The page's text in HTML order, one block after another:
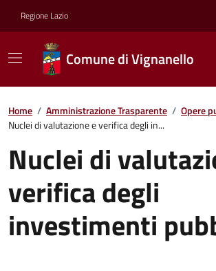
Regione Lazio
Comune di Vignanello
Home / Amministrazione Trasparente / Opere
Nuclei di valutazione e verifica degli in...
Nuclei di
verifica degli
investimenti